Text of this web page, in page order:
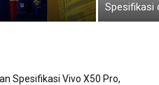
Spesifikasi
Spesifikasi Vivo X50 Pro,